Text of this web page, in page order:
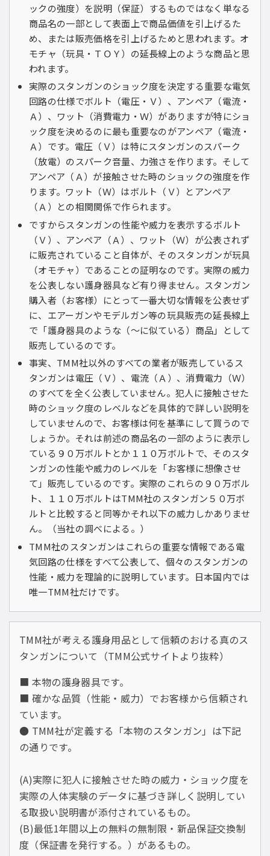
ックの強度）を説明（保証）するものではなく単なる
商品名の一部として表面上で商品価値を引上げるた
め、または販売価格を引上げるためと思われます。オ
モチャ（玩具・ＴＯＹ）の延長線上のような商品と思
われます。
実際のスタンガンのショック度を決定する重要な電気
回路の仕様でボルト（電圧・Ｖ）、アンペア（電流・
Ａ）、ワット（消費電力・Ｗ）がありますが特にショ
ック度を決めるのに最も重要なのがアンペア（電流・
Ａ）です。電圧（Ｖ）は特にスタンガンのスパーク
（放電）のスパーク音量、力強さを作ります。そして
アンペア（Ａ）が接触させた時のショックの強度を作
ります。ワット（Ｗ）はボルト（Ｖ）とアンペア
（Ａ）との相関関係で作られます。
ですからスタンガンの性能や威力を表示するボルト
（Ｖ）、アンペア（Ａ）、ワット（Ｗ）が公表されず
に販売されていること自体が、そのスタンガンが玩具
（オモチャ）であることの証明なのです。実際の威力
を公表しない護身器具など有り得ません。スタンガン
購入者（お客様）にとって一番大切な情報を公表せず
に、エアーガンやモデルガン等の玩具販売の延長線上
で「護身器具のような（〜に似ている）商品」として
販売しているのです。
事実、TMM社以外のすべての業者が販売しているス
タンガンは電圧（Ｖ）、電流（Ａ）、消費電力（Ｗ）
のすべてを全く公表していません。犯人に接触させた
時のショック度のレベルなどを具体的で詳しい説明を
していませんので、お客様は何を基準にして買うので
しょうか。それは前述の商品名の一部のように表示し
ている９０万ボルトとか１１０万ボルトで、そのスタ
ンガンの性能や威力のレベルを「お客様に想像させ
て」販売しているのです。実際のこれらの９０万ボル
ト、１１０万ボルトはTMM社のスタンガン５０万ボ
ルトと比較すると同等かそれ以下の威力しかありませ
ん。（当社の調べによる。）
TMM社のスタンガンはこれらの重要な情報である電
気回路の仕様をすべて公表して、個々のスタンガンの
性能・威力を理論的に説明しています。日本国内では
唯一TMM社だけです。
TMM社が考える護身用品として信頼のおける真のス
タンガンについて（TMM公式サイトより抜粋）
■ 本物の護身器具です。
■ 確かな品質（性能・威力）でお客様から信頼され
ています。
● TMM社が定義する「本物のスタンガン」は下記
の通りです。
(A)実際に犯人に接触させた時の威力・ショック度を
実際の人体実験のデータに基づき詳しく説明してい
る取扱い説明書が添付されているもの。
(B)最低1年間以上の無料の無制限・新品保証交換制
度（保証書を発行する。）があるもの。